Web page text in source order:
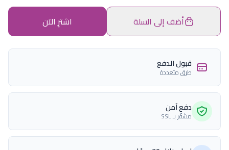
أضف إلى السلة اشترِ الآن
قبول الدفع
طرق متعددة
دفع آمن
مشفّر بـ SSL